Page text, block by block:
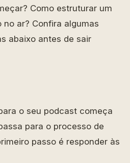
Como estruturar um
ar? Confira algumas
abaixo antes de sair
o seu podcast começa
para o processo de
passo é responder às